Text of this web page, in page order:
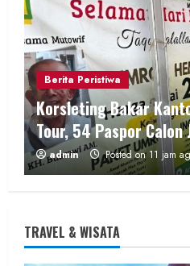
Berita Peristiwa
Korsleting Bakar
Tour, 54 Paspor Calon
admin Posted on 11 jam
TRAVEL & WISATA